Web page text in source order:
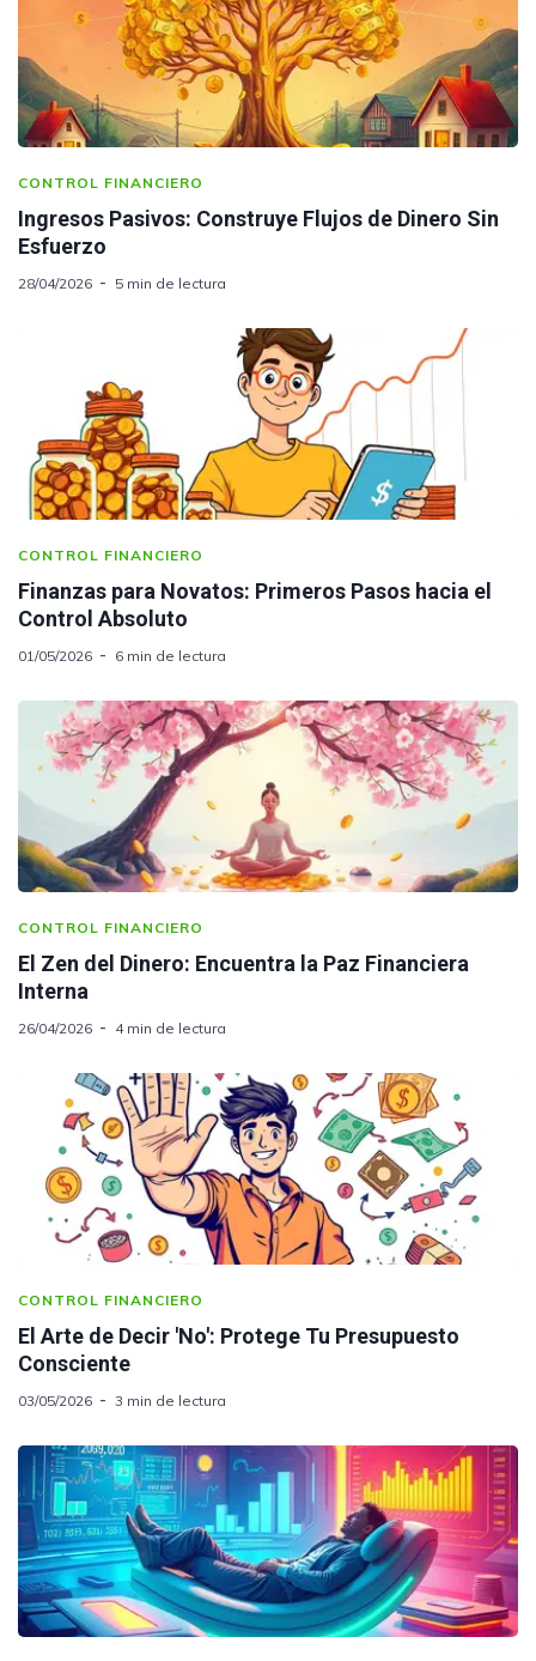
CONTROL FINANCIERO
Ingresos Pasivos: Construye Flujos de Dinero Sin
Esfuerzo
28/04/2026 5 min de lectura
CONTROL FINANCIERO
Finanzas para Novatos: Primeros Pasos hacia el
Control Absoluto
01/05/2026 6 min de lectura
CONTROL FINANCIERO
El Zen del Dinero: Encuentra la Paz Financiera
Interna
26/04/2026 4 min de lectura
CONTROL FINANCIERO
El Arte de Decir 'No': Protege Tu Presupuesto
Consciente
03/05/2026 3 min de lectura